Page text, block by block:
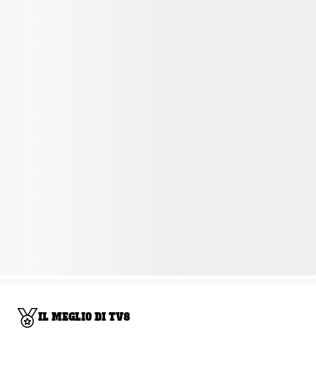
IL MEGLIO DI TV8